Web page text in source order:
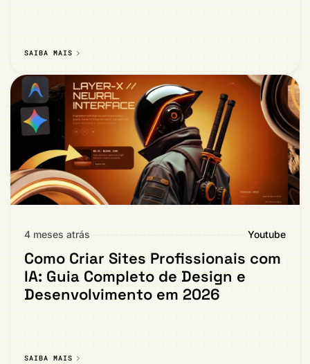
SAIBA MAIS
4 meses atrás Youtube
Como Criar Sites Profissionais com
IA: Guia Completo de Design e
Desenvolvimento em 2026
SAIBA MAIS